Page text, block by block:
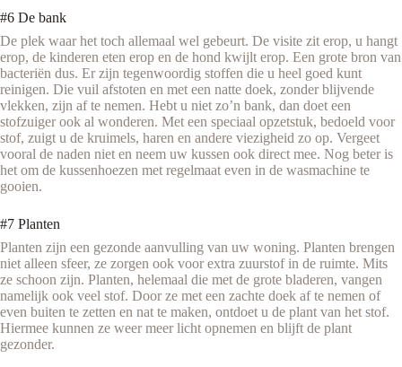
#6 De bank
De plek waar het toch allemaal wel gebeurt. De visite zit erop, u hangt
erop, de kinderen eten erop en de hond kwijlt erop. Een grote bron van
bacteriën dus. Er zijn tegenwoordig stoffen die u heel goed kunt
reinigen. Die vuil afstoten en met een natte doek, zonder blijvende
vlekken, zijn af te nemen. Hebt u niet zo’n bank, dan doet een
stofzuiger ook al wonderen. Met een speciaal opzetstuk, bedoeld voor
stof, zuigt u de kruimels, haren en andere viezigheid zo op. Vergeet
vooral de naden niet en neem uw kussen ook direct mee. Nog beter is
het om de kussenhoezen met regelmaat even in de wasmachine te
gooien.
#7 Planten
Planten zijn een gezonde aanvulling van uw woning. Planten brengen
niet alleen sfeer, ze zorgen ook voor extra zuurstof in de ruimte. Mits
ze schoon zijn. Planten, helemaal die met de grote bladeren, vangen
namelijk ook veel stof. Door ze met een zachte doek af te nemen of
even buiten te zetten en nat te maken, ontdoet u de plant van het stof.
Hiermee kunnen ze weer meer licht opnemen en blijft de plant
gezonder.